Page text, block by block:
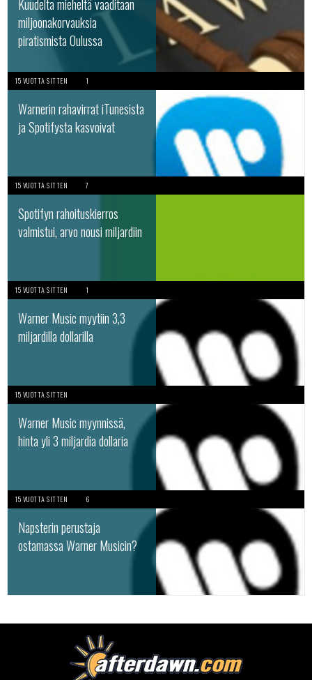
Kuudelta mieheltä vaaditaan
miljoonakorvauksia
piratismista Oulussa
15 VUOTTA SITTEN 1
Warnerin rahavirrat iTunesista
ja Spotifysta kasvoivat
15 VUOTTA SITTEN 7
Spotifyn rahoituskierros
valmistui, arvo nousi miljardiin
15 VUOTTA SITTEN 1
Warner Music myytiin 3,3
miljardilla dollarilla
15 VUOTTA SITTEN
Warner Music myynnissä,
hinta yli 3 miljardia dollaria
15 VUOTTA SITTEN 6
Napsterin perustaja
ostamassa Warner Musicin?